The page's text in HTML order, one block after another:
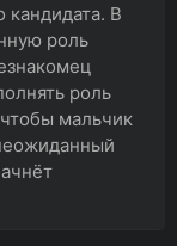
кандидата. В
роль
роль
мальчик